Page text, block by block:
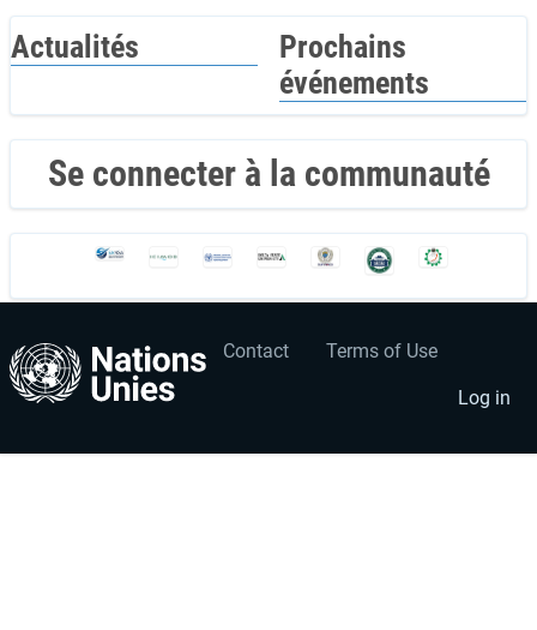
Actualités
Prochains
événements
Se connecter à la communauté
Footer
Contact Terms of Use
User
account
menu
Log in